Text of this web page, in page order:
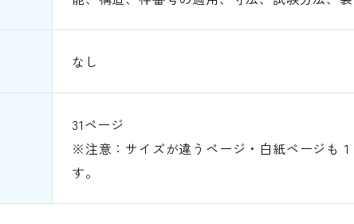
なし
31ページ
※注意：サイズが違うページ・白紙ページも
す。